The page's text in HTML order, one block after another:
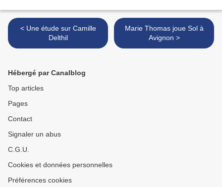
< Une étude sur Camille
Delthil
Marie Thomas joue Sol à
Avignon >
Hébergé par Canalblog
Top articles
Pages
Contact
Signaler un abus
C.G.U.
Cookies et données personnelles
Préférences cookies